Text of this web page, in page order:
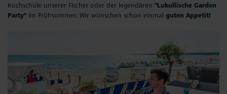
Kochschule unserer Fischer oder der legendären "Lukullische Garden
Party" im Frühsommer. Wir wünschen schon einmal guten Appetit!